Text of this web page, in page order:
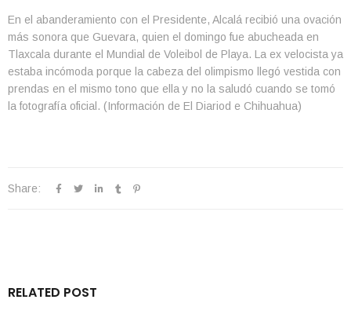
En el abanderamiento con el Presidente, Alcalá recibió una ovación
más sonora que Guevara, quien el domingo fue abucheada en
Tlaxcala durante el Mundial de Voleibol de Playa. La ex velocista ya
estaba incómoda porque la cabeza del olimpismo llegó vestida con
prendas en el mismo tono que ella y no la saludó cuando se tomó
la fotografía oficial. (Información de El Diariod e Chihuahua)
Share:
RELATED POST